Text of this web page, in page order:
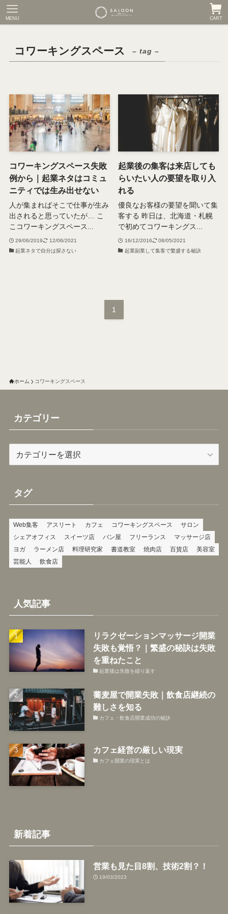
CART
MENU
コワーキングスペース – tag –
コワーキングスペース失敗
例から｜起業ネタはコミュ
ニティでは生み出せない
人が集まればそこで仕事が生み
出されると思っていたが… こ
こコワーキングスペース...
29/06/2019
12/06/2021
起業ネタで自分は探さない
起業後の集客は来店しても
らいたい人の要望を取り入
れる
優良なお客様の要望を聞いて集
客する 昨日は、北海道・札幌
で初めてコワーキングス...
16/12/2016
08/05/2021
起業副業して集客で繁盛する秘訣
1
ホーム コワーキングスペース
カテゴリー
ー
タグ
Web集客 アスリート カフェ コワーキングスペース
サロン
シェアオフィス
スイーツ店 パン屋 フリーランス
マッサージ店
ヨガ
ラーメン店 料理研究家 書道教室 焼肉店 百貨店
美容室
芸能人
飲食店
人気記事
リラクゼーションマッサージ開業
失敗も覚悟？｜繁盛の秘訣は失敗
を重ねたこと
起業後は失敗を繰り返す
蕎麦屋で開業失敗｜飲食店継続の
難しさを知る
カフェ・飲食店開業成功の秘訣
カフェ経営の厳しい現実
カフェ開業の現実とは
新着記事
営業も見た目8割、技術2割？！
19/03/2023